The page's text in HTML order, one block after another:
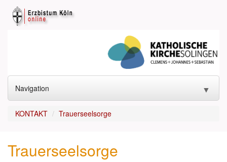
Navigation ▼
START
GOTTESDIENST
KONTAKT Trauerseelsorge
Trauerseelsorge